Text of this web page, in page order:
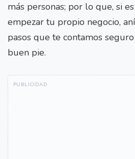
más personas; por lo que, si
empezar tu propio negocio,
pasos que te contamos
buen pie.